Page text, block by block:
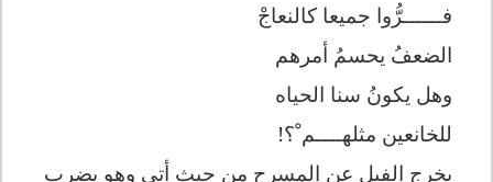
فــــــرُّوا جميعا كالنعاجْ
الضعفُ يحسمُ أمرهم
وهل يكونُ سنا الحياه
للخانعين مثلهــــم ْ؟!
يخرج الفيل عن المسرح من حيث أتى وهو يضرب